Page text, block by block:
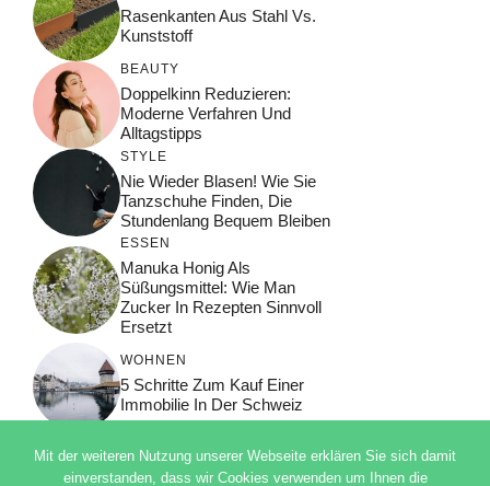
Rasenkanten Aus Stahl Vs.
Kunststoff
BEAUTY
Doppelkinn Reduzieren:
Moderne Verfahren Und
Alltagstipps
STYLE
Nie Wieder Blasen! Wie Sie
Tanzschuhe Finden, Die
Stundenlang Bequem Bleiben
ESSEN
Manuka Honig Als
Süßungsmittel: Wie Man
Zucker In Rezepten Sinnvoll
Ersetzt
WOHNEN
5 Schritte Zum Kauf Einer
Immobilie In Der Schweiz
Mit der weiteren Nutzung unserer Webseite erklären Sie sich damit
einverstanden, dass wir Cookies verwenden um Ihnen die